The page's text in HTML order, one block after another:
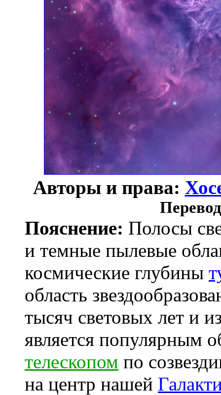
Авторы и права:
Пояснение: Полосы
и темные пылевые
космические глубины
область
тысяч световых лет и
является популярным
телескопом по
на центр нашей